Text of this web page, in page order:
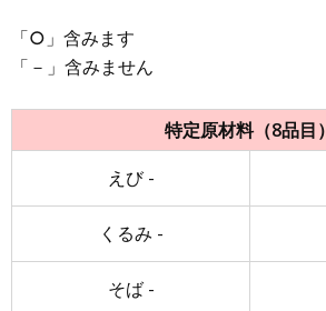
「○」含みます
「－」含みません
特定原材料（8品目）
えび -
くるみ -
そば -